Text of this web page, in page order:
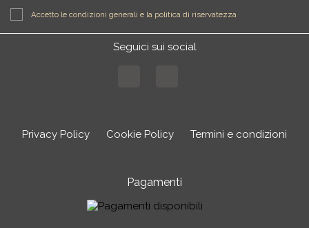
Accetto le condizioni generali e la politica di riservatezza
Seguici sui social
Privacy Policy Cookie Policy Termini e condizioni
Pagamenti